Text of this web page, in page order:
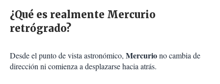
¿Qué es realmente Mercurio
retrógrado?
Desde el punto de vista astronómico, Mercuriono cambia de
dirección ni comienza a desplazarse hacia atrás.